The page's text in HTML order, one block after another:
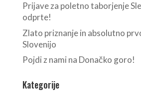
Prijave za poletno taborjenje
odprte!
Zlato priznanje in absolutno
Slovenijo
Pojdi z nami na Donačko goro!
Kategorije